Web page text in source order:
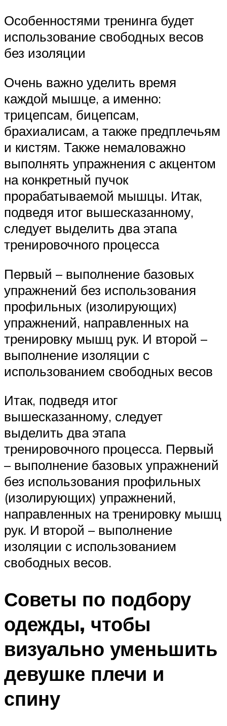
Особенностями тренинга будет
использование свободных весов
без изоляции
Очень важно уделить время
каждой мышце, а именно:
трицепсам, бицепсам,
брахиалисам, а также предплечьям
и кистям. Также немаловажно
выполнять упражнения с акцентом
на конкретный пучок
прорабатываемой мышцы. Итак,
подведя итог вышесказанному,
следует выделить два этапа
тренировочного процесса
Первый – выполнение базовых
упражнений без использования
профильных (изолирующих)
упражнений, направленных на
тренировку мышц рук. И второй –
выполнение изоляции с
использованием свободных весов
Итак, подведя итог
вышесказанному, следует
выделить два этапа
тренировочного процесса. Первый
– выполнение базовых упражнений
без использования профильных
(изолирующих) упражнений,
направленных на тренировку мышц
рук. И второй – выполнение
изоляции с использованием
свободных весов.
Советы по подбору
одежды, чтобы
визуально уменьшить
девушке плечи и
спину